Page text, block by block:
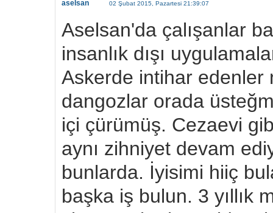
aselsan 02 Şubat 2015, Pazartesi 21:39:07
Aselsan'da çalışanlar
insanlık dışı
Askerde intihar edenler
dangozlar orada
içi çürümüş. Cezaevi
aynı zihniyet devam
bunlarda. İyisimi hiiç
başka iş bulun. 3 yıllık